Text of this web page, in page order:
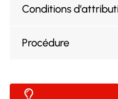
Conditions
Procédure